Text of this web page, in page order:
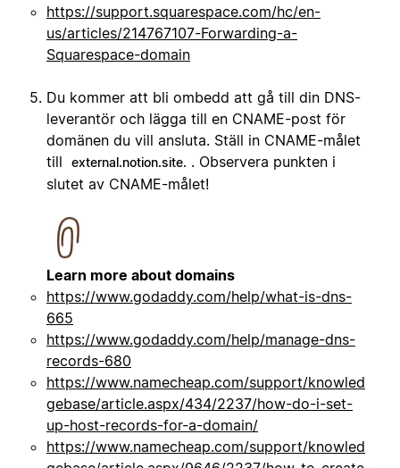
https://support.squarespace.com/hc/en-
us/articles/214767107-Forwarding-a-
Squarespace-domain
Du kommer att bli ombedd att gå till din DNS-
leverantör och lägga till en CNAME-post för
domänen du vill ansluta. Ställ in CNAME-målet
till
external.notion.site. . Observera punkten i
slutet av CNAME-målet!
Learn more about domains
https://www.godaddy.com/help/what-is-dns-
665
https://www.godaddy.com/help/manage-dns-
records-680
https://www.namecheap.com/support/knowled
gebase/article.aspx/434/2237/how-do-i-set-
up-host-records-for-a-domain/
https://www.namecheap.com/support/knowled